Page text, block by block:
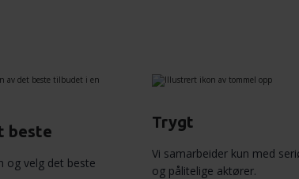
beste
og velg det beste
Trygt
Vi samarbeider kun med
og pålitelige aktører.